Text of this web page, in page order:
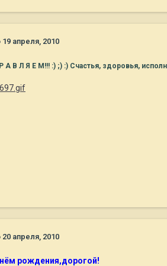
19 апреля, 2010
В Л Я Е М!!! :) ;) :) Счастья, здоровья,
20 апреля, 2010
рождения,дорогой!